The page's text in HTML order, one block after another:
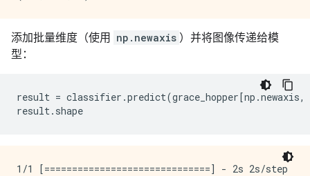
添加批量维度（使用 np.newaxis ）并将图像传递给模
型：
result = classifier .predict(grace_hopper[np .newaxis,
result. shape
1/1 [==============================] - 2s 2s/step